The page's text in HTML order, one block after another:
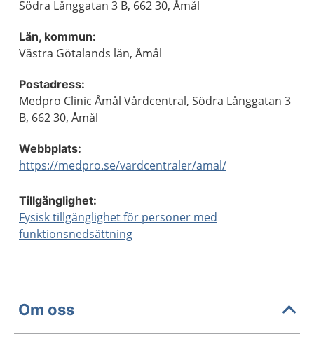
Södra Långgatan 3 B, 662 30, Åmål
Län, kommun:
Västra Götalands län, Åmål
Postadress:
Medpro Clinic Åmål Vårdcentral, Södra Långgatan 3
B, 662 30, Åmål
Webbplats:
https://medpro.se/vardcentraler/amal/
Tillgänglighet:
Fysisk tillgänglighet för personer med
funktionsnedsättning
Om oss